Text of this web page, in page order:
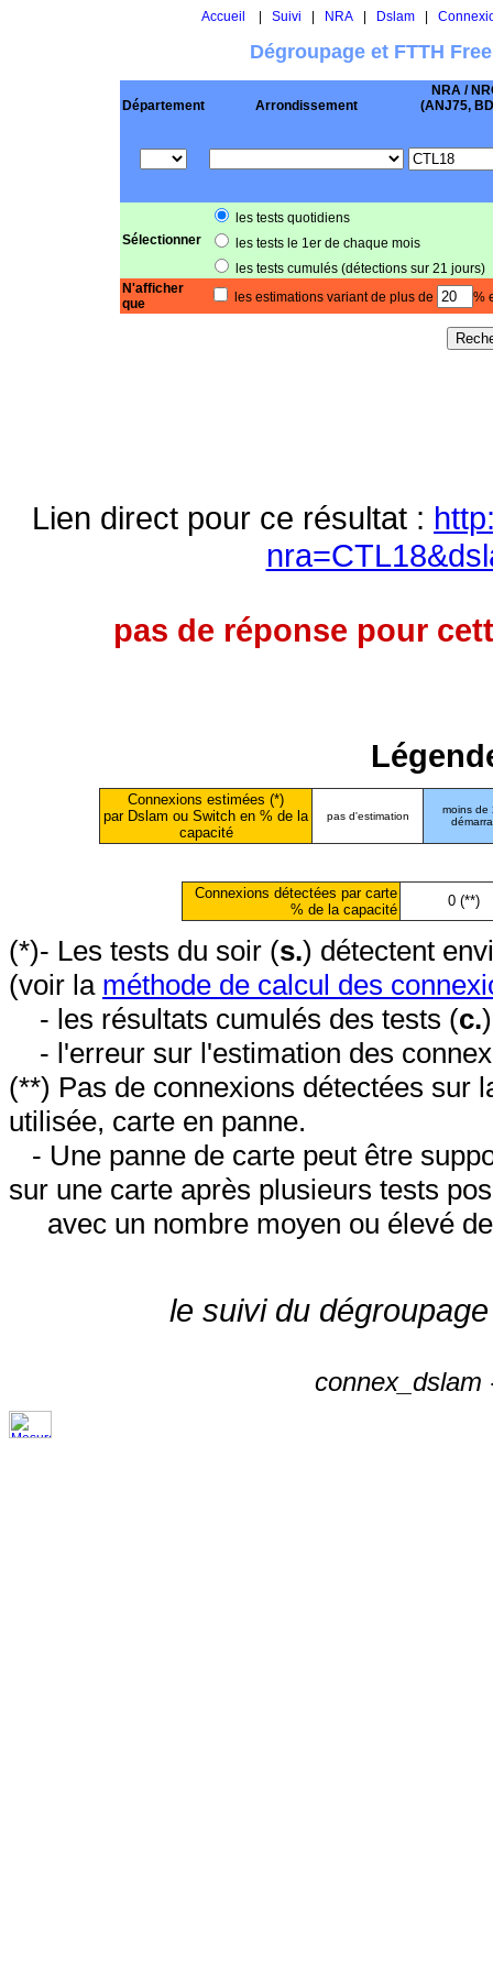
Accueil Suivi NRA| Dslam|
Dégroupage et FTTH
Département Arrondissement
NRA /
(ANJ75,
Sélectionner
les tests quotidiens
les tests le 1er de chaque mois
les tests cumulés (détections sur 21 jours)
N'afficher
que
les estimations variant de plus de %
Lien direct pour ce résultat :
pas de réponse pour
Connexions estimées (*)
par Dslam ou Switch en % de la
capacité
pas d'estimation
moins de
Connexions détectées par carte
% de la capacité
0 (**)
(*)- Les tests du soir (s.) détectent
(voir la méthode de calcul des
- les résultats cumulés des tests (c.
- l'erreur sur l'estimation des
(**) Pas de connexions détectées sur
utilisée, carte en panne.
- Une panne de carte peut être
sur une carte après plusieurs tests
avec un nombre moyen ou élevé
le suivi du
connex_dslam